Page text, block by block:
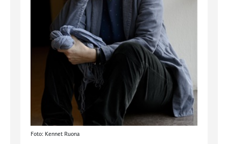
Foto: Kennet Ruona